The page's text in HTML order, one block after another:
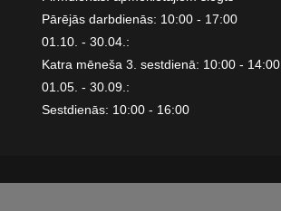
Pārējās darbdienās: 10:00 - 17:00
01.10. - 30.04.:
Katra mēneša 3. sestdienā: 10:00 - 14:00
01.05. - 30.09.:
Sestdienās: 10:00 - 16:00